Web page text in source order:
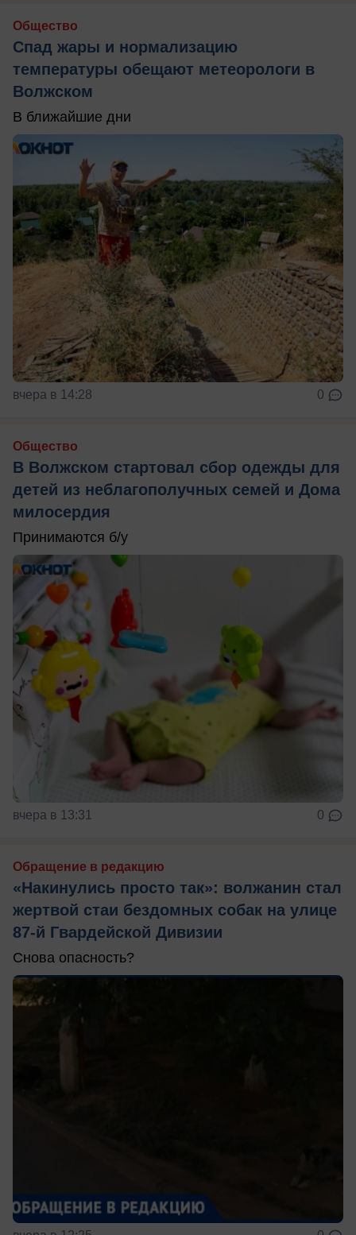
Общество
Спад жары и нормализацию
температуры обещают метеорологи в
Волжском
В ближайшие дни
вчера в 14:28 0
Общество
В Волжском стартовал сбор одежды для
детей из неблагополучных семей и Дома
милосердия
Принимаются б/у
вчера в 13:31 0
Обращение в редакцию
«Накинулись просто так»: волжанин стал
жертвой стаи бездомных собак на улице
87-й Гвардейской Дивизии
Снова опасность?